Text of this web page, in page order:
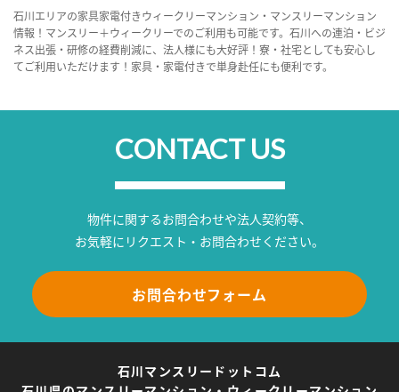
石川エリアの家具家電付きウィークリーマンション・マンスリーマンション
情報！マンスリー＋ウィークリーでのご利用も可能です。石川への連泊・ビジ
ネス出張・研修の経費削減に、法人様にも大好評！寮・社宅としても安心し
てご利用いただけます！家具・家電付きで単身赴任にも便利です。
CONTACT US
物件に関するお問合わせや法人契約等、
お気軽にリクエスト・お問合わせください。
お問合わせフォーム
石川マンスリードットコム